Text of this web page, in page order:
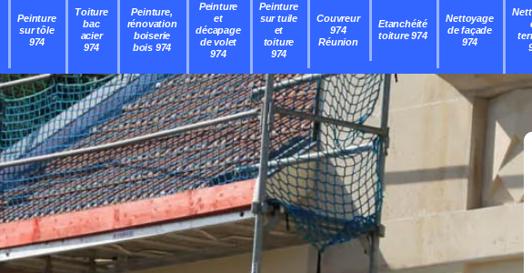
Peinture
sur tôle
974
Toiture
bac
acier
974
Peinture,
rénovation
boiserie
bois 974
Peinture
et
décapage
de volet
974
Peinture
sur tuile
et
toiture
974
Couvreur
974
Réunion
Etanchéité
toiture 974
Nettoyage
de façade
974